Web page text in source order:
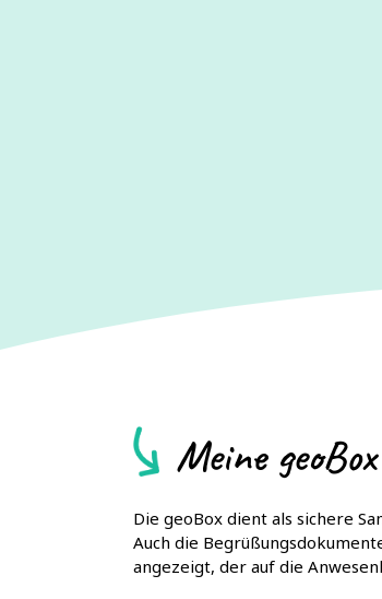
Meine
Die geoBox dient als sichere
Auch die
angezeigt, der auf die